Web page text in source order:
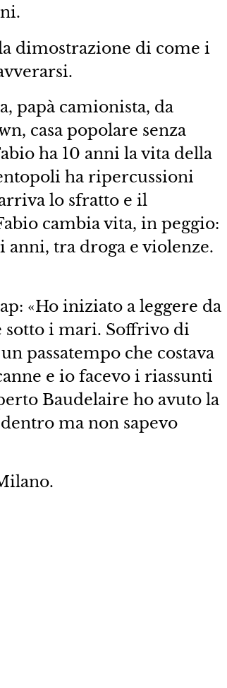
dimostrazione di come i
papà camionista, da
casa popolare senza
ha 10 anni la vita della
ha ripercussioni
lo sfratto e il
cambia vita, in peggio:
tra droga e violenze.
«Ho iniziato a leggere da
sotto i mari. Soffrivo di
passatempo che costava
e io facevo i riassunti
Baudelaire ho avuto la
ma non sapevo